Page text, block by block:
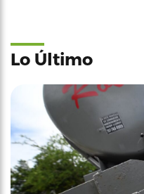
Lo Último